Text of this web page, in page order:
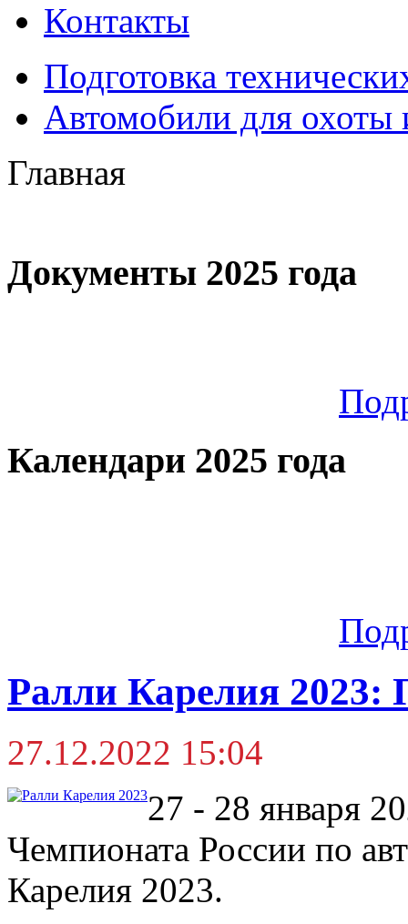
Контакты
Подготовка
Автомобили для охоты
Главная
Документы 2025 года
Календари 2025 года
Ралли Карелия 2023:
27.12.2022 15:04
27 - 28 января
Чемпионата России по
Карелия 2023.